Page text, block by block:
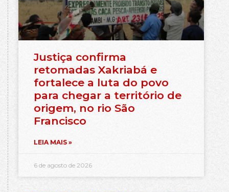
Justiça confirma
retomadas Xakriabá e
fortalece a luta do povo
para chegar a território de
origem, no rio São
Francisco
LEIA MAIS »
6 de agosto de 2026